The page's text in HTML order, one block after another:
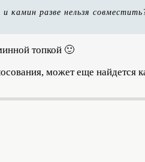
камин разве нельзя
топкой 🙂
может еще найдется